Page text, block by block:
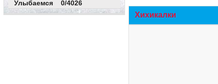
Улыбаемся 0/4026
Хихикалки